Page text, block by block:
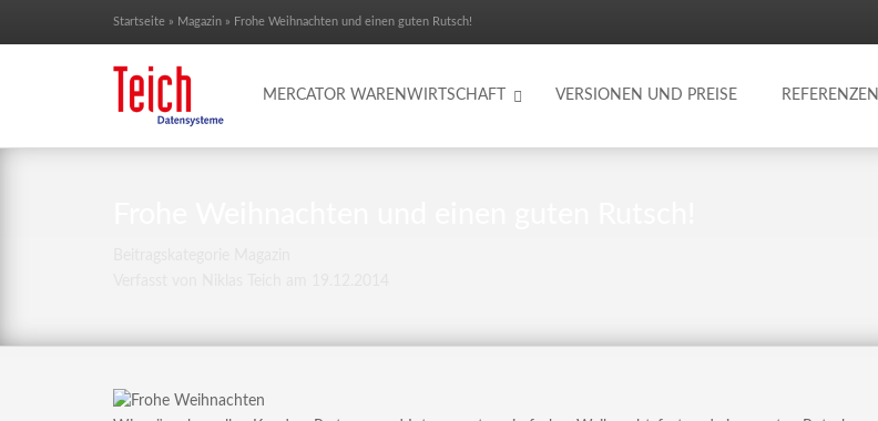
Startseite » Magazin » Frohe Weihnachten und einen guten Rutsch!
MERCATOR WARENWIRTSCHAFT VERSIONEN UND PREISE REFERENZEN